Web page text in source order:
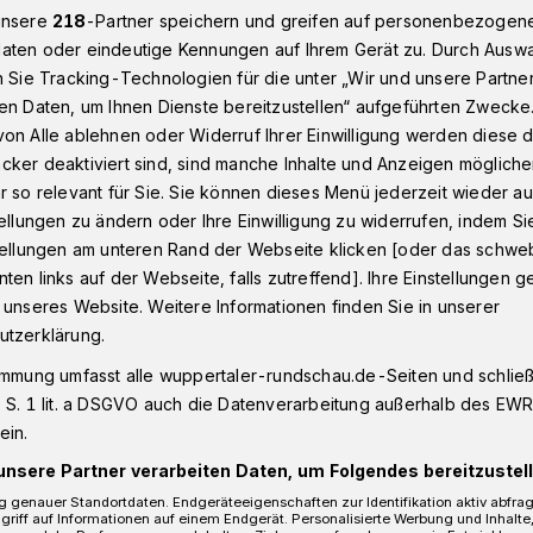
Frau nach Unfall schwer verletzt
schwer
ist am Samstag (11. August 2018)
Straße mit ihrem Wagen von
218-Partner speichern und greifen auf
oder eindeutige Kennungen auf Ihrem Gerät zu. Durch
Sie Tracking-Technologien für die unter „Wir und unsere
Daten, um Ihnen Dienste bereitzustellen“ aufgeführten
Alle ablehnen oder Widerruf Ihrer Einwilligung werden diese
deaktiviert sind, sind manche Inhalte und Anzeigen
so relevant für Sie. Sie können dieses Menü jederzeit wieder
zu ändern oder Ihre Einwilligung zu widerrufen, indem
am unteren Rand der Webseite klicken [oder das
links auf der Webseite, falls zutreffend]. Ihre Einstellungen
Website. Weitere Informationen finden Sie in unserer
umfasst alle wuppertaler-rundschau.de-Seiten und
1 lit. a DSGVO auch die Datenverarbeitung außerhalb des
Partner verarbeiten Daten, um Folgendes
genauer Standortdaten. Endgeräteeigenschaften zur Identifikation aktiv
auf Informationen auf einem Endgerät. Personalisierte Werbung und